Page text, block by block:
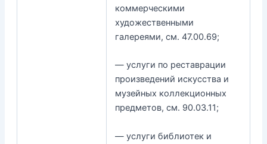
коммерческими
художественными
галереями, см. 47.00.69;
— услуги по реставрации
произведений искусства и
музейных коллекционных
предметов, см. 90.03.11;
— услуги библиотек и